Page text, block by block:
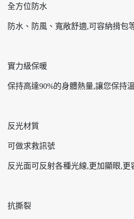
全方位防水
防水、防風、寬敞舒適,可容納揹包
實力級保暖
保持高達90%的身體熱量,讓您保持
反光材質
可做求救訊號
反光面可反射各種光線,更加顯眼,更
抗撕裂